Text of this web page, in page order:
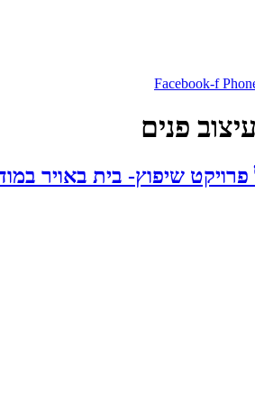
Facebook-f
פרויקט שיפוץ- בית באויר